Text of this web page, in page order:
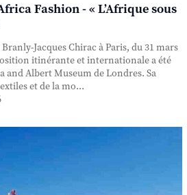
Fashion - « L’Afrique sous
Jacques Chirac à Paris, du 31 mars
itinérante et internationale a été
and Albert Museum de Londres. Sa
et de la mo...